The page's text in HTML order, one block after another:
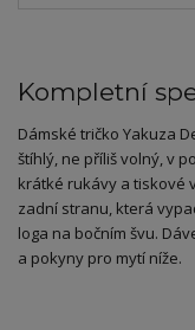
Kompletní
Dámské tričko Yakuza
štíhlý, ne příliš volný, v
krátké rukávy a tiskové
zadní stranu, která
loga na bočním švu.
a pokyny pro mytí níže.